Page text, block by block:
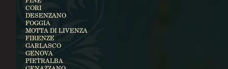
CORI
DESENZANO
FOGGIA
MOTTA DI LIVENZA
FIRENZE
GARLASCO
GENOVA
PIETRALBA